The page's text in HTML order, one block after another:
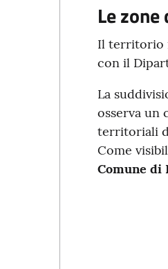
Le
Il territorio
con il
La
osserva un
territoriali
Come
Comune di